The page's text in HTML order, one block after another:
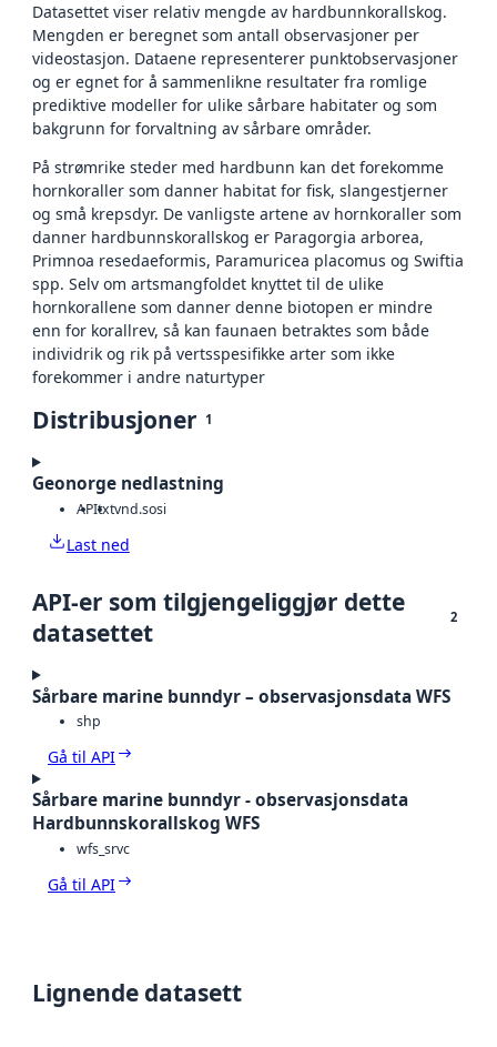
Datasettet viser relativ mengde av hardbunnkorallskog.
Mengden er beregnet som antall observasjoner per
videostasjon. Dataene representerer punktobservasjoner
og er egnet for å sammenlikne resultater fra romlige
prediktive modeller for ulike sårbare habitater og som
bakgrunn for forvaltning av sårbare områder.
På strømrike steder med hardbunn kan det forekomme
hornkoraller som danner habitat for fisk, slangestjerner
og små krepsdyr. De vanligste artene av hornkoraller som
danner hardbunnskorallskog er Paragorgia arborea,
Primnoa resedaeformis, Paramuricea placomus og Swiftia
spp. Selv om artsmangfoldet knyttet til de ulike
hornkorallene som danner denne biotopen er mindre
enn for korallrev, så kan faunaen betraktes som både
individrik og rik på vertsspesifikke arter som ikke
forekommer i andre naturtyper
Distribusjoner 1
Geonorge nedlastning
APItxtvnd.sosi
Last ned
API-er som tilgjengeliggjør dette
datasettet
2
Sårbare marine bunndyr – observasjonsdata WFS
shp
Gå til API
Sårbare marine bunndyr - observasjonsdata
Hardbunnskorallskog WFS
wfs_srvc
Gå til API
Lignende datasett